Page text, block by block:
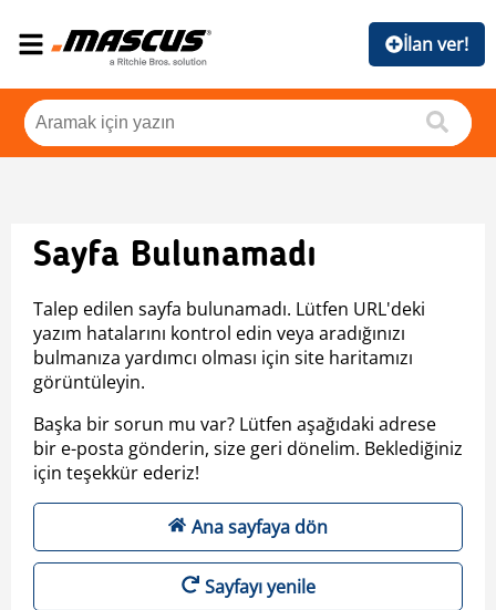
İlan ver!
Sayfa Bulunamadı
Talep edilen sayfa bulunamadı. Lütfen URL'deki
yazım hatalarını kontrol edin veya aradığınızı
bulmanıza yardımcı olması için site haritamızı
görüntüleyin.
Başka bir sorun mu var? Lütfen aşağıdaki adrese
bir e-posta gönderin, size geri dönelim. Beklediğiniz
için teşekkür ederiz!
Ana sayfaya dön
Sayfayı yenile